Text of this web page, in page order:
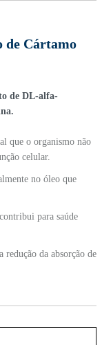
de Cártamo
de DL-alfa-
que o organismo não
celular.
no óleo que
para saúde
redução da absorção de